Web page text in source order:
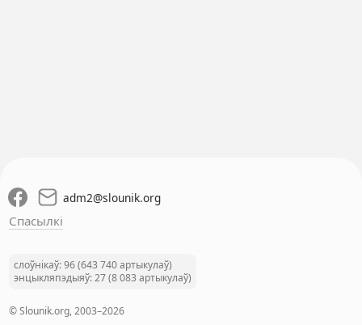
adm2@slounik.org
Спасылкі
слоўнікаў: 96 (643 740 артыкулаў)
энцыкляпэдыяў: 27 (8 083 артыкулаў)
© Slounik.org, 2003–2026